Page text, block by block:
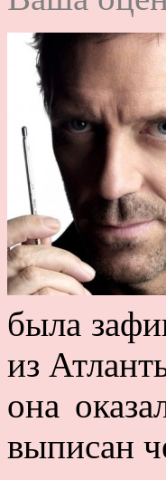
была
из
она
выписан